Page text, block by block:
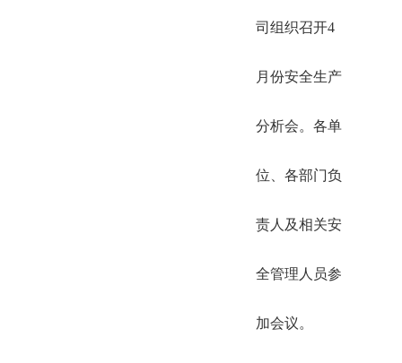
司组织召开4
月份安全生产
分析会。各单
位、各部门负
责人及相关安
全管理人员参
加会议。